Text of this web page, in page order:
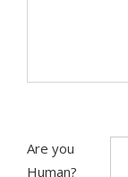
Are you
Human?